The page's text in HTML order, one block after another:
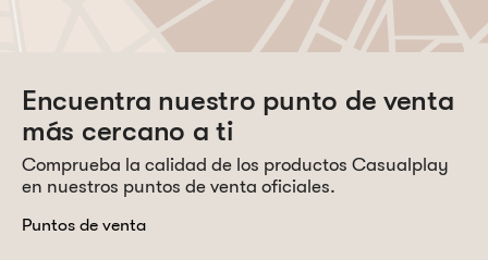
Encuentra nuestro punto de venta
más cercano a ti
Comprueba la calidad de los productos Casualplay
en nuestros puntos de venta oficiales.
Puntos de venta